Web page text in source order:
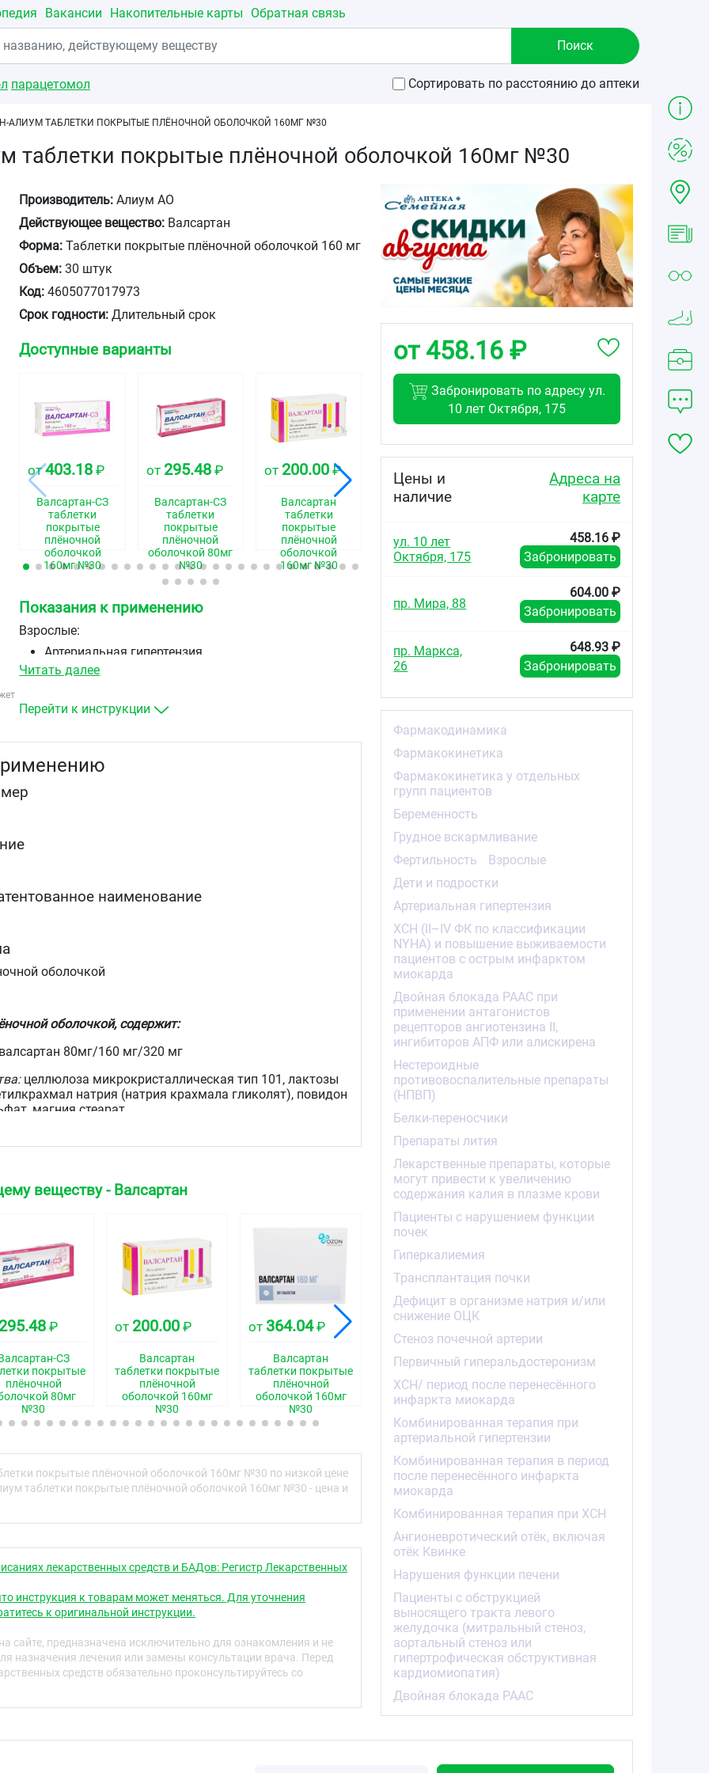
Вакансии Накопительные карты Обратная связь
парацетомол Сортировать по расстоянию до аптеки
АЛИУМ ТАБЛЕТКИ ПОКРЫТЫЕ ПЛЁНОЧНОЙ ОБОЛОЧКОЙ 160МГ №30
таблетки покрытые плёночной оболочкой 160мг №30
Производитель: Алиум АО
Действующее вещество: Валсартан
Форма: Таблетки покрытые плёночной оболочкой 160 мг
Объем: 30 штук
Код: 4605077017973
Срок годности: Длительный срок
Доступные варианты
от403.18 ₽
Валсартан-СЗ
таблетки
покрытые
плёночной
оболочкой
160мг №30
от 295.48₽
Валсартан-СЗ
таблетки
покрытые
плёночной
оболочкой 80мг
№30
от 200.00 ₽
Валсартан
таблетки
покрытые
плёночной
оболочкой
160мг №30
от 364.04
Валсартан
плёночной
оболочкой
160мг №30
209.70
плёночной
оболочкой 40мг
№30
Показания к применению
Взрослые:
Артериальная гипертензия.
Хроническая сердечная недостаточность (II–IV
терапию одним или несколькими препаратами из
диуретиками, сердечными гликозидами, а также
Применение каждого из перечисленных препаратов
дисфункцией левого желудочка, при наличии
от&nbsp6 до&nbsp18&nbspлет.
Читать далее
Перейти к инструкции
наименование
оболочкой
оболочкой, содержит:
80мг/160 мг/320 мг
целлюлоза микрокристаллическая тип 101, лактозы
натрия (натрия крахмала гликолят), повидон
магния стеарат
для оболочки:
3350), тальк, титана диоксид,
красителя очаровательного красного,
Опадрай II 85F38111 жёлтый [спирт поливиниловый,
3350), титана диоксид, тальк, краситель
краситель железа оксид красный, краситель железа
Опадрай II 85F34555 розовый [спирт поливиниловый,
красителя очаровательного красного,
красителя азорубина].
продолговатой формы со скруглёнными концами,
коричнево-жёлтого (при дозировке 160 мг) или
группа
антагонист
антагонист рецепторов ангиотензина II (АРА
природы.
подтипа AT
которые ответственны за
Следствием блокады AT
ангиотензина II, который может
в отношении AT -рецепторов. Его сродство к
веществу - Валсартан
295.48 ₽
СЗ
покрытые
плёночной
80мг
№30
от 200.00 ₽
Валсартан
таблетки покрытые
плёночной
оболочкой 160мг
№30
от 364.04₽
Валсартан
таблетки покрытые
плёночной
оболочкой 160мг
№30
209.70
Валсартан
таблетки покрытые
плёночной
оболочкой 40мг
№30
Валсартан
таблетки покрытые
плёночной
покрытые плёночной оболочкой 160мг №30 по низкой цене
таблетки покрытые плёночной оболочкой 160мг №30 - цена и
лекарственных средств и БАДов: Регистр Лекарственных
инструкция к товарам может меняться. Для уточнения
к оригинальной инструкции.
сайте, предназначена исключительно для ознакомления и не
назначения лечения или замены консультации врача. Перед
средств обязательно проконсультируйтесь со
от 458.16 ₽
Забронировать по адресу ул.
10 лет Октября, 175
Цены и
наличие
Адреса на
карте
ул. 10 лет
Октября, 175
458.16 ₽
Забронировать
пр. Мира, 88
604.00 ₽
Забронировать
пр. Маркса,
26
648.93 ₽
Забронировать
Фармакодинамика
Фармакокинетика
Фармакокинетика у отдельных
групп пациентов
Беременность
Грудное вскармливание
Фертильность
Взрослые
Дети и подростки
Артериальная гипертензия
ХСН (II–IV ФК по классификации
NYHA) и повышение выживаемости
пациентов с острым инфарктом
миокарда
Двойная блокада РААС при
применении антагонистов
рецепторов ангиотензина II,
ингибиторов АПФ или алискирена
Нестероидные
противовоспалительные препараты
(НПВП)
Белки-переносчики
Препараты лития
Лекарственные препараты, которые
могут привести к увеличению
содержания калия в плазме крови
Пациенты с нарушением функции
почек
Гиперкалиемия
Трансплантация почки
Дефицит в организме натрия и/или
снижение ОЦК
Стеноз почечной артерии
Первичный гиперальдостеронизм
ХСН/ период после перенесённого
инфаркта миокарда
Комбинированная терапия при
артериальной гипертензии
Комбинированная терапия в период
после перенесённого инфаркта
миокарда
Комбинированная терапия при ХСН
Ангионевротический отёк, включая
отёк Квинке
Нарушения функции печени
Пациенты с обструкцией
выносящего тракта левого
желудочка (митральный стеноз,
аортальный стеноз или
гипертрофическая обструктивная
кардиомиопатия)
Двойная блокада РААС